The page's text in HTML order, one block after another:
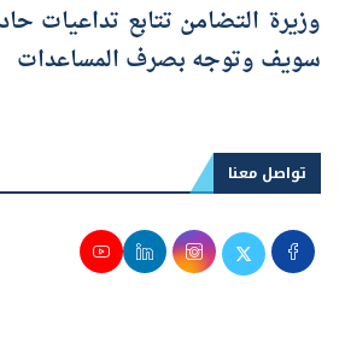
وزيرة التضامن تتابع تداعيات
سويف وتوجه بصرف المساعدات
تواصل معنا